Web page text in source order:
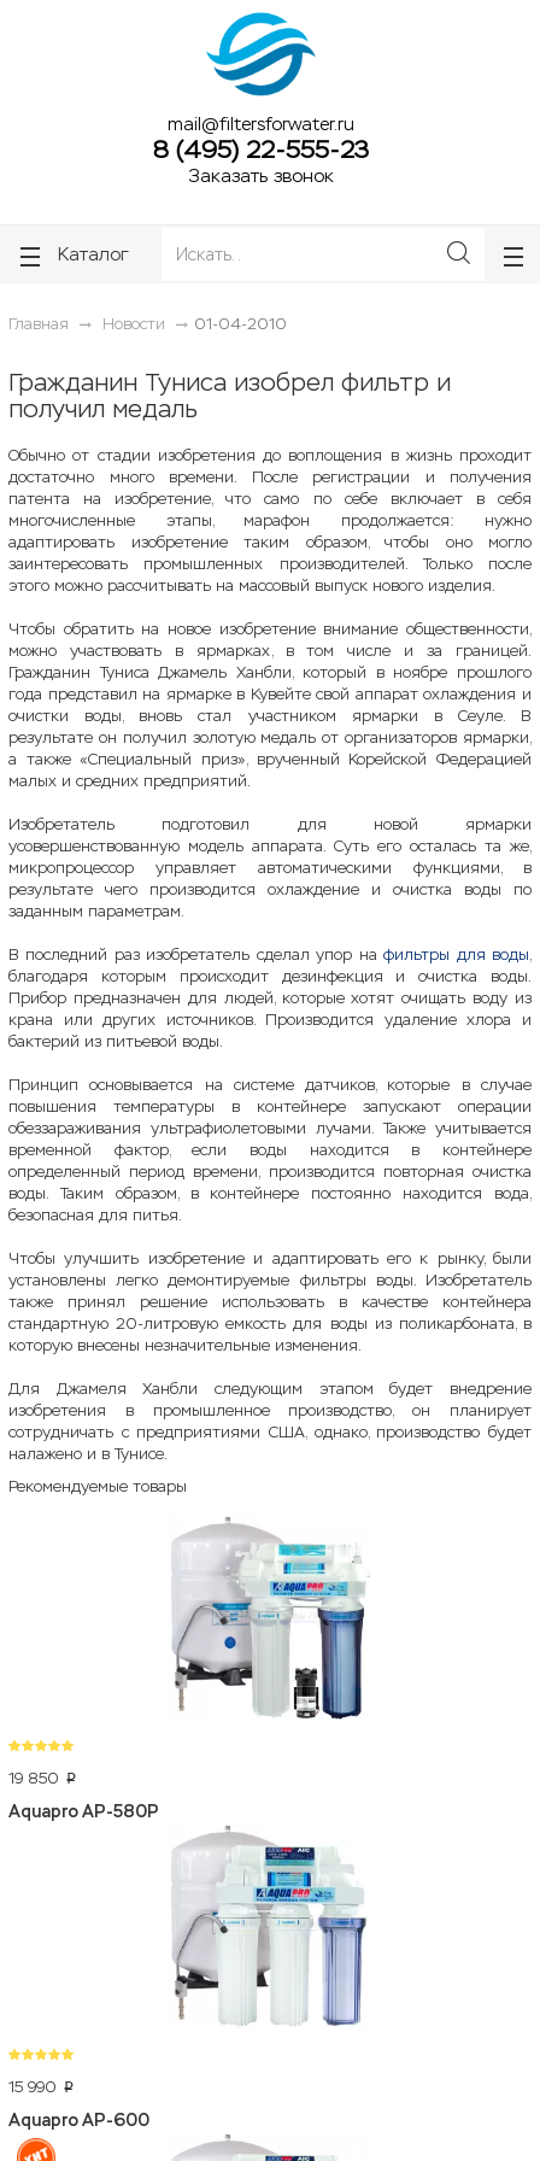
mail@filtersforwater.ru
8 (495) 22-555-23
Заказать звонок
Каталог
Главная Новости 01-04-2010
Гражданин Туниса изобрел фильтр и
получил медаль
Обычно от стадии изобретения до воплощения в жизнь проходит
достаточно много времени. После регистрации и получения
патента на изобретение, что само по себе включает в себя
многочисленные этапы, марафон продолжается: нужно
адаптировать изобретение таким образом, чтобы оно могло
заинтересовать промышленных производителей. Только после
этого можно рассчитывать на массовый выпуск нового изделия.
Чтобы обратить на новое изобретение внимание общественности,
можно участвовать в ярмарках, в том числе и за границей.
Гражданин Туниса Джамель Ханбли, который в ноябре прошлого
года представил на ярмарке в Кувейте свой аппарат охлаждения и
очистки воды, вновь стал участником ярмарки в Сеуле. В
результате он получил золотую медаль от организаторов ярмарки,
а также «Специальный приз», врученный Корейской Федерацией
малых и средних предприятий.
Изобретатель подготовил для новой ярмарки
усовершенствованную модель аппарата. Суть его осталась та же,
микропроцессор управляет автоматическими функциями, в
результате чего производится охлаждение и очистка воды по
заданным параметрам.
В последний раз изобретатель сделал упор нафильтры для воды,
благодаря которым происходит дезинфекция и очистка воды.
Прибор предназначен для людей, которые хотят очищать воду из
крана или других источников. Производится удаление хлора и
бактерий из питьевой воды.
Принцип основывается на системе датчиков, которые в случае
повышения температуры в контейнере запускают операции
обеззараживания ультрафиолетовыми лучами. Также учитывается
временной фактор, если воды находится в контейнере
определенный период времени, производится повторная очистка
воды. Таким образом, в контейнере постоянно находится вода,
безопасная для питья.
Чтобы улучшить изобретение и адаптировать его к рынку, были
установлены легко демонтируемые фильтры воды. Изобретатель
также принял решение использовать в качестве контейнера
стандартную 20-литровую емкость для воды из поликарбоната, в
которую внесены незначительные изменения.
Для Джамеля Ханбли следующим этапом будет внедрение
изобретения в промышленное производство, он планирует
сотрудничать с предприятиями США, однако, производство будет
налажено и в Тунисе.
Рекомендуемые товары
19 850 p
Aquapro AP-580P
15 990 p
Aquapro AP-600